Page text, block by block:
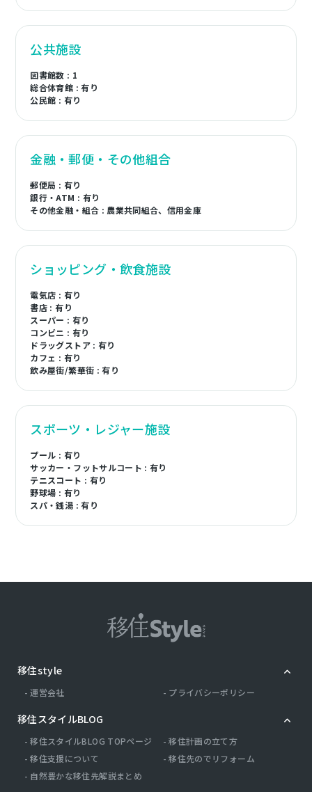
公共施設
図書館数 : 1
総合体育館 : 有り
公民館 : 有り
金融・郵便・その他組合
郵便局 : 有り
銀行・ATM : 有り
その他金融・組合 : 農業共同組合、信用金庫
ショッピング・飲食施設
電気店 : 有り
書店 : 有り
スーパー : 有り
コンビニ : 有り
ドラッグストア : 有り
カフェ : 有り
飲み屋街/繁華街 : 有り
スポーツ・レジャー施設
プール : 有り
サッカー・フットサルコート : 有り
テニスコート : 有り
野球場 : 有り
スパ・銭湯 : 有り
移住style
運営会社 プライバシーポリシー
移住スタイルBLOG
移住スタイルBLOG TOPページ
移住計画の立て方
移住支援について
移住先のでリフォーム
自然豊かな移住先解説まとめ